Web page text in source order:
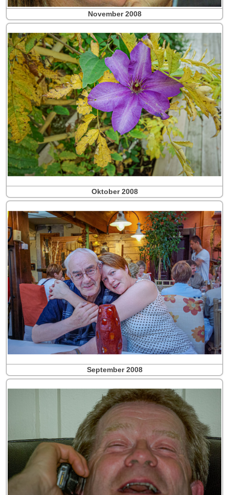
November 2008
Oktober 2008
September 2008